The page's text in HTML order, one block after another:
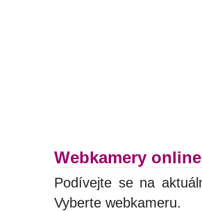
Webkamery
Podívejte se na
Vyberte webkameru.